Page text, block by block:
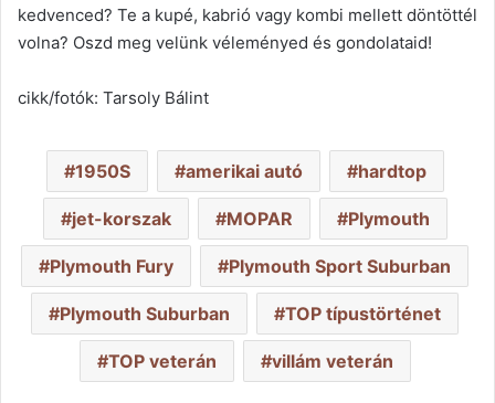
kedvenced? Te a kupé, kabrió vagy kombi mellett döntöttél
volna? Oszd meg velünk véleményed és gondolataid!
cikk/fotók: Tarsoly Bálint
1950S amerikai autó hardtop
jet-korszak MOPAR Plymouth
Plymouth Fury Plymouth Sport Suburban
Plymouth Suburban TOP típustörténet
TOP veterán villám veterán